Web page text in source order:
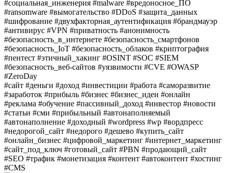
#социальная_инженерия #malware #вредоносное_ПО
#ransomware #вымогательство #DDoS #защита_данных
#шифрование #двухфакторная_аутентификация #брандмауэр
#антивирус #VPN #приватность #анонимность
#безопасность_в_интернете #безопасность_смартфонов
#безопасность_IoT #безопасность_облаков #криптография
#пентест #этичный_хакинг #OSINT #SOC #SIEM
#безопасность_веб-сайтов #уязвимости #CVE #OWASP
#ZeroDay
#сайт #деньги #доход #инвестиции #работа #саморазвитие
#заработок #прибыль #бизнес #бизнес_идеи #онлайн
#реклама #обучение #пассивный_доход #инвестор #новости
#статьи #сми #прибыльный #автонаполняемый
#автонаполнение #доходный #wordpress #wp #вордпресс
#недорогой_сайт #недорого #дешево #купить_сайт
#онлайн_бизнес #цифровой_маркетинг #интернет_маркетинг
#сайт_под_ключ #готовый_сайт #PBN #продающий_сайт
#SEO #трафик #монетизация #контент #автоконтент #хостинг
#CMS